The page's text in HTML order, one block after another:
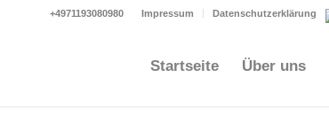
Impressum Datenschutzerklärung
+4971193080980
Startseite Über uns